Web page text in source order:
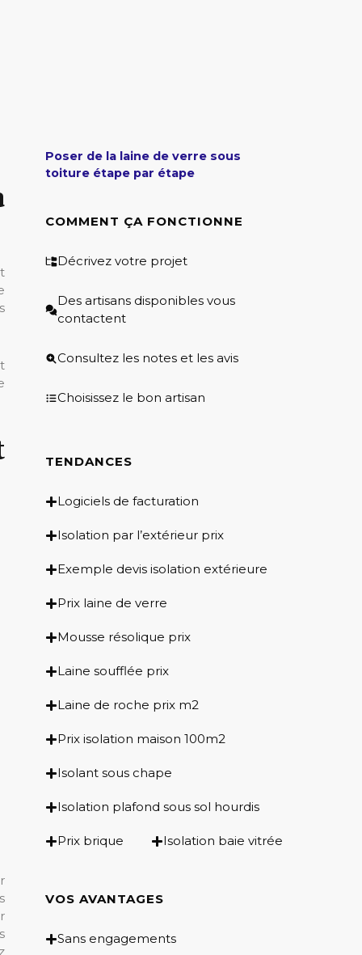
Poser de la laine de verre sous
toiture étape par étape
COMMENT ÇA FONCTIONNE
Décrivez votre projet
Des artisans disponibles vous
contactent
Consultez les notes et les avis
Choisissez le bon artisan
TENDANCES
Logiciels de facturation
Isolation par l’extérieur prix
Exemple devis isolation extérieure
Prix laine de verre
Mousse résolique prix
Laine soufflée prix
Laine de roche prix m2
Prix isolation maison 100m2
Isolant sous chape
Isolation plafond sous sol hourdis
Prix brique Isolation baie vitrée
VOS AVANTAGES
Sans engagements